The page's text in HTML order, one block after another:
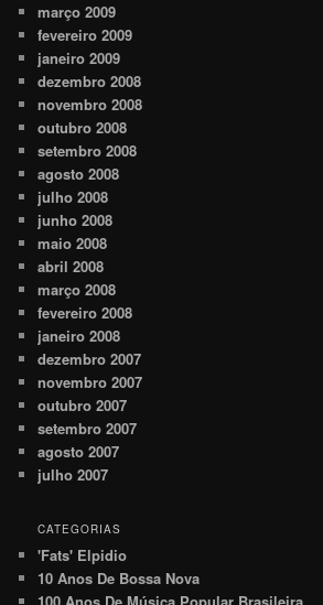
março 2009
fevereiro 2009
janeiro 2009
dezembro 2008
novembro 2008
outubro 2008
setembro 2008
agosto 2008
julho 2008
junho 2008
maio 2008
abril 2008
março 2008
fevereiro 2008
janeiro 2008
dezembro 2007
novembro 2007
outubro 2007
setembro 2007
agosto 2007
julho 2007
CATEGORIAS
'Fats' Elpidio
10 Anos De Bossa Nova